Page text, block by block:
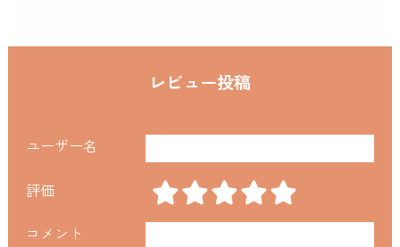
レビュー投稿
ユーザー名
評価
コメント